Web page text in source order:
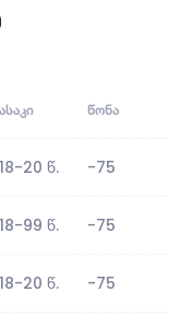
ᲐᲡᲐᲙᲘ ᲬᲝᲜᲐ
18-20 წ. -75
18-99 წ. -75
18-20 წ. -75